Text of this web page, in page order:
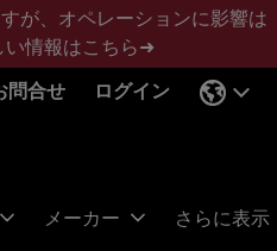
が、オペレーションに影響は
い情報はこちら➜
問合せ ログイン
メーカー さらに表示